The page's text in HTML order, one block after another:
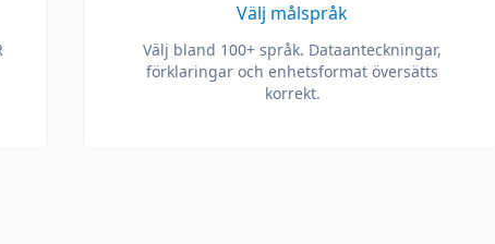
Välj målspråk
Välj bland 100+ språk. Dataanteckningar,
förklaringar och enhetsformat översätts
korrekt.